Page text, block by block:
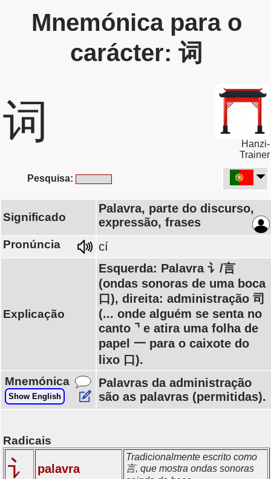
Mnemónica para o
carácter: 词
词
Hanzi-
Trainer
Pesquisa:
Significado
Palavra, parte do discurso,
expressão, frases
Pronúncia cí
Explicação
Esquerda: Palavra 讠/言
(ondas sonoras de uma boca
口), direita: administração 司
(... onde alguém se senta no
canto ⌝ e atira uma folha de
papel 一 para o caixote do
lixo 口).
Mnemónica
Show English
Palavras da administração
são as palavras (permitidas).
Radicais
讠 palavra
Tradicionalmente escrito como
言, que mostra ondas sonoras